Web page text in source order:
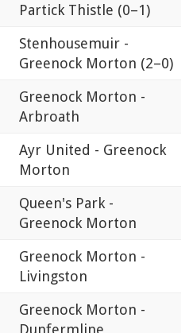
Partick Thistle (0–1)
Stenhousemuir -
Greenock Morton (2–0)
Greenock Morton -
Arbroath
Ayr United - Greenock
Morton
Queen's Park -
Greenock Morton
Greenock Morton -
Livingston
Greenock Morton -